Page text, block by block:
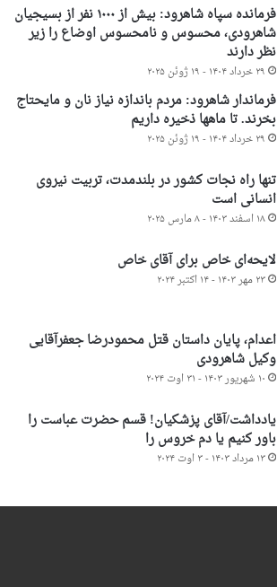
فرمانده سپاه شاهرود: بیش از ۱۰۰۰ نفر از بسیجیان
شاهرودی، محسوس و نامحسوس اوضاع را زیر
نظر دارند
۲۹ خرداد ۱۴۰۴ - ۱۹ ژوئن ۲۰۲۵
فرماندار شاهرود: مردم باندازه نیاز نان و مایحتاج
بخرند. تا ماهها ذخیره داریم
۲۹ خرداد ۱۴۰۴ - ۱۹ ژوئن ۲۰۲۵
تنها راه نجات کشور در بلندمدت، تربیت نیروی
انسانی است
۱۸ اسفند ۱۴۰۳ - ۸ مارس ۲۰۲۵
لایحه‌ای خاص برای آقای خاص
۲۳ مهر ۱۴۰۳ - ۱۴ اکتبر ۲۰۲۴
اعدام، پایان داستان قتل محمودرضا جعفرآقایی
وکیل شاهرودی
۱۰ شهریور ۱۴۰۳ - ۳۱ اوت ۲۰۲۴
یادداشت/آقای پزشکیان! قسم حضرت عباست را
باور کنیم یا دم خروس را
۱۳ مرداد ۱۴۰۳ - ۳ اوت ۲۰۲۴